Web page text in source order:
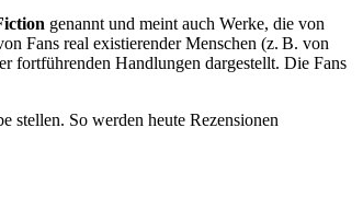
genannt und meint auch Werke, die von
Fans real existierender Menschen (z. B. von
fortführenden Handlungen dargestellt. Die Fans
stellen. So werden heute Rezensionen